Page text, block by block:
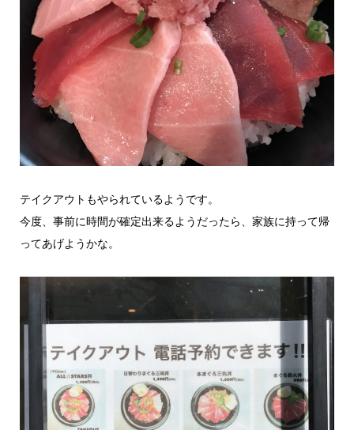
テイクアウトもやられているようです。
今度、事前に時間が確定出来るようだったら、家族に持って帰
ってあげようかな。